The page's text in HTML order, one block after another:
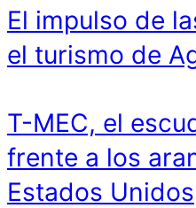
El impulso de
el turismo de
T-MEC, el
frente a los
Estados Unidos